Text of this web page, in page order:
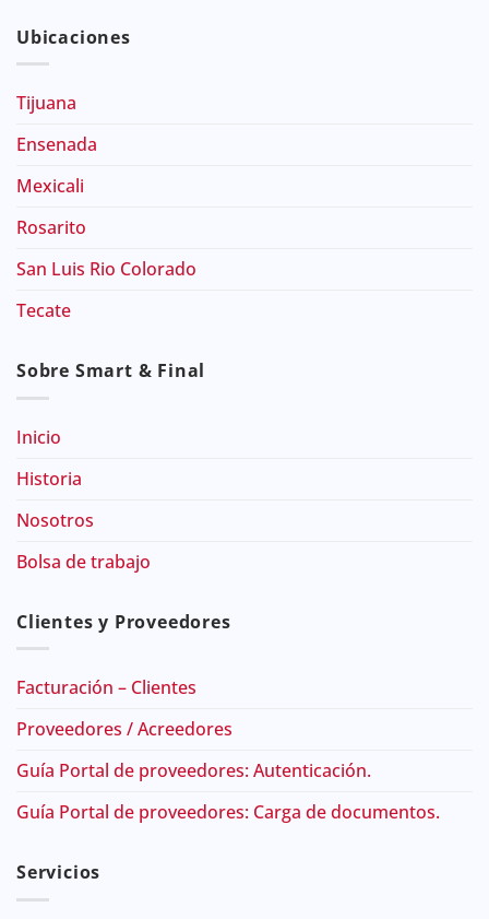
Ubicaciones
Tijuana
Ensenada
Mexicali
Rosarito
San Luis Rio Colorado
Tecate
Sobre Smart & Final
Inicio
Historia
Nosotros
Bolsa de trabajo
Clientes y Proveedores
Facturación – Clientes
Proveedores / Acreedores
Guía Portal de proveedores: Autenticación.
Guía Portal de proveedores: Carga de documentos.
Servicios